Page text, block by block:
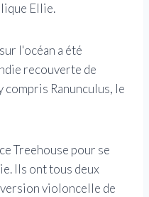
Ellie.
l'océan a été
recouverte de
compris Ranunculus, le
Treehouse pour se
Ils ont tous deux
violoncelle de